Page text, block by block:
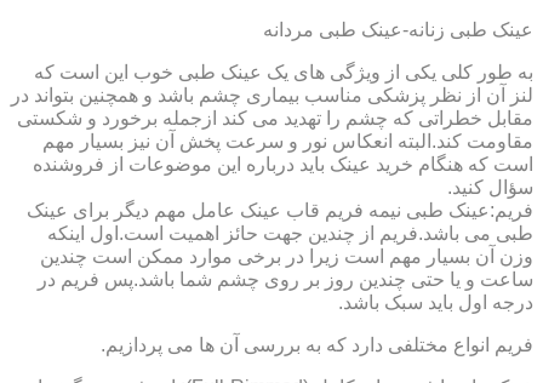
عینک طبی زنانه-عینک طبی مردانه
به طور کلی یکی از ویژگی های یک عینک طبی خوب این است که
لنز آن از نظر پزشکی مناسب بیماری چشم باشد و همچنین بتواند در
مقابل خطراتی که چشم را تهدید می کند ازجمله برخورد و شکستی
مقاومت کند.البته انعکاس نور و سرعت پخش آن نیز بسیار مهم
است که هنگام خرید عینک باید درباره این موضوعات از فروشنده
سؤال کنید.
فریم:عینک طبی نیمه فریم قاب عینک عامل مهم دیگر برای عینک
طبی می باشد.فریم از چندین جهت حائز اهمیت است.اول اینکه
وزن آن بسیار مهم است زیرا در برخی موارد ممکن است چندین
ساعت و یا حتی چندین روز بر روی چشم شما باشد.پس فریم در
درجه اول باید سبک باشد.
فریم انواع مختلفی دارد که به بررسی آن ها می پردازیم.